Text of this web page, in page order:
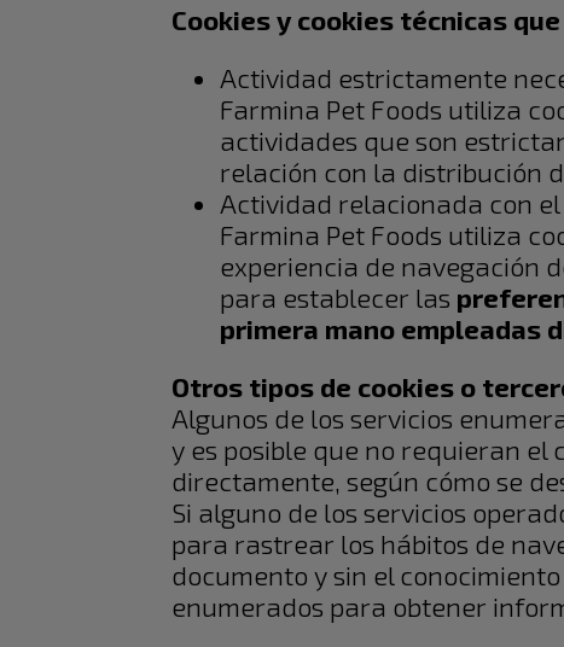
Cookies y cookies técnicas
Actividad estrictamente
Farmina Pet Foods utiliza
actividades que son
relación con la distribución
Actividad relacionada con
Farmina Pet Foods utiliza
experiencia de navegación
para establecer las
primera mano empleadas
Otros tipos de cookies o
Algunos de los servicios
y es posible que no requieran el
directamente, según cómo se
Si alguno de los servicios
para rastrear los hábitos de
documento y sin el
enumerados para obtener